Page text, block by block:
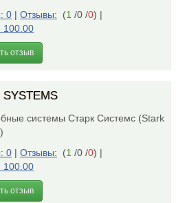
0 | Отзывы: (1 /0 /0) |
100.00
отзыв
SYSTEMS
системы Старк Системс (Stark
0 | Отзывы: (1 /0 /0) |
100.00
отзыв